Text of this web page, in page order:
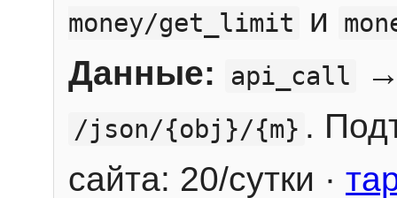
money/get_limit и
Данные: api_call
/json/{obj}/{m} .
сайта: 20/сутки ·